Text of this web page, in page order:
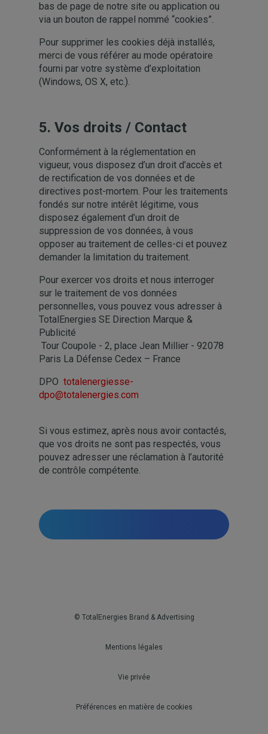
bas de page de notre site ou application ou
via un bouton de rappel nommé “cookies”.
Pour supprimer les cookies déjà installés,
merci de vous référer au mode opératoire
fourni par votre système d’exploitation
(Windows, OS X, etc.).
5. Vos droits / Contact
Conformément à la réglementation en
vigueur, vous disposez d’un droit d’accès et
de rectification de vos données et de
directives post-mortem. Pour les traitements
fondés sur notre intérêt légitime, vous
disposez également d’un droit de
suppression de vos données, à vous
opposer au traitement de celles-ci et pouvez
demander la limitation du traitement.
Pour exercer vos droits et nous interroger
sur le traitement de vos données
personnelles, vous pouvez vous adresser à
TotalEnergies SE Direction Marque &
Publicité
Tour Coupole - 2, place Jean Millier - 92078
Paris La Défense Cedex – France
DPO totalenergiesse-
dpo@totalenergies.com
Si vous estimez, après nous avoir contactés,
que vos droits ne sont pas respectés, vous
pouvez adresser une réclamation à l’autorité
de contrôle compétente.
© TotalEnergies Brand & Advertising
Mentions légales
Vie privée
Préférences en matière de cookies